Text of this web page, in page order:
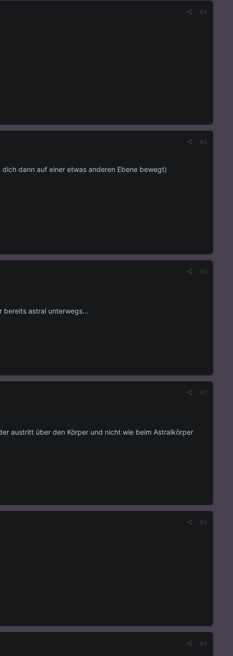
#4
#5
dann auf einer etwas anderen Ebene bewegt)
#6
bereits astral unterwegs...
#7
austritt über den Körper und nicht wie beim Astralkörper
#8
#9